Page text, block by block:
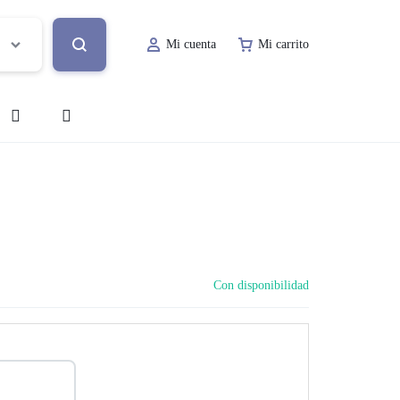
Mi cuenta Mi carrito
Con disponibilidad